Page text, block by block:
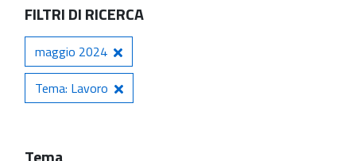
FILTRI DI RICERCA
maggio 2024
Tema: Lavoro